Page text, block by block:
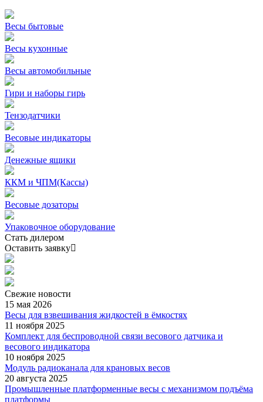
Весы бытовые
Весы кухонные
Весы автомобильные
Гири и наборы гирь
Тензодатчики
Весовые индикаторы
Денежные ящики
ККМ и ЧПМ(Кассы)
Весовые дозаторы
Упаковочное оборудование
Стать дилером
Оставить заявку
Свежие новости
15 мая 2026
Весы для взвешивания жидкостей в ёмкостях
11 ноября 2025
Комплект для беспроводной связи весового датчика и
весового индикатора
10 ноября 2025
Модуль радиоканала для крановых весов
20 августа 2025
Промышленные платформенные весы с механизмом подъёма
платформы